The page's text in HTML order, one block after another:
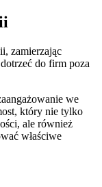
zamierzając
do firm poza
we
który nie tylko
ale również
właściwe